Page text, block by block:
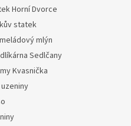
Horní Dvorce
statek
mlýn
Sedlčany
Kvasnička